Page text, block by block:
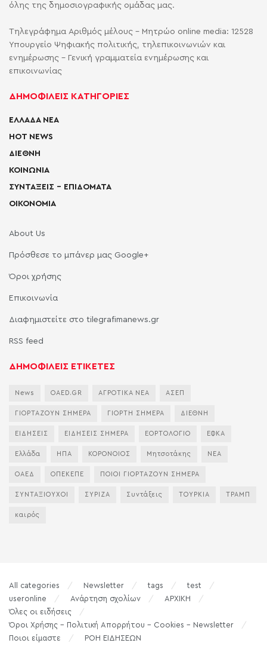
όλης της δημοσιογραφικής ομάδας μας.
Τηλεγράφημα Αριθμός μέλους - Μητρώο online media: 12528
Υπουργείο Ψηφιακής πολιτικής, τηλεπικοινωνιών και
ενημέρωσης - Γενική γραμματεία ενημέρωσης και
επικοινωνίας
ΔΗΜΟΦΙΛΕΙΣ ΚΑΤΗΓΟΡΙΕΣ
ΕΛΛΑΔΑ ΝΕΑ
HOT NEWS
ΔΙΕΘΝΗ
ΚΟΙΝΩΝΙΑ
ΣΥΝΤΑΞΕΙΣ – ΕΠΙΔΟΜΑΤΑ
ΟΙΚΟΝΟΜΙΑ
About Us
Πρόσθεσε το μπάνερ μας Google+
Όροι χρήσης
Επικοινωνία
Διαφημιστείτε στο tilegrafimanews.gr
RSS feed
ΔΗΜΟΦΙΛΕΙΣ ΕΤΙΚΕΤΕΣ
News OAED.GR ΑΓΡΟΤΙΚΑ ΝΕΑ ΑΣΕΠ
ΓΙΟΡΤΑΖΟΥΝ ΣΗΜΕΡΑ ΓΙΟΡΤΗ ΣΗΜΕΡΑ ΔΙΕΘΝΗ
ΕΙΔΗΣΕΙΣ ΕΙΔΗΣΕΙΣ ΣΗΜΕΡΑ ΕΟΡΤΟΛΟΓΙΟ ΕΦΚΑ
Ελλάδα ΗΠΑ ΚΟΡΟΝΟΙΟΣ Μητσοτάκης ΝΕΑ
ΟΑΕΔ ΟΠΕΚΕΠΕ ΠΟΙΟΙ ΓΙΟΡΤΑΖΟΥΝ ΣΗΜΕΡΑ
ΣΥΝΤΑΞΙΟΥΧΟΙ ΣΥΡΙΖΑ Συντάξεις ΤΟΥΡΚΙΑ ΤΡΑΜΠ
καιρός
All categories Newsletter tags
test
useronline
Ανάρτηση σχολίων
ΑΡΧΙΚΗ
Όλες οι ειδήσεις
Όροι Χρήσης – Πολιτική Απορρήτου – Cookies – Newsletter
Ποιοι είμαστε
ΡΟΗ ΕΙΔΗΣΕΩΝ